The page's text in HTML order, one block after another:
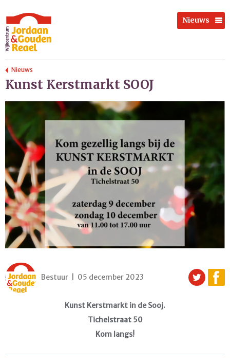
Nieuws
Nieuws
Kunst Kerstmarkt SOOJ
Bestuur | 05 december 2023
Kunst Kerstmarkt in de Sooj.
Tichelstraat 50
Kom langs!